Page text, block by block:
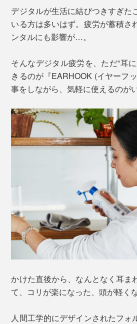
デジタルが生活に結びつきすぎた
いる方は多いはず。疲労が蓄積さ
ンタルにも影響が…。
そんなデジタル疲労を、ただ“耳
きるのが『EARHOOK (イヤーフ
事をしながら、気軽に使えるのが
かけた直後から、なんとなく耳ま
て、コリが楽になった、頭が軽く
人間工学的にデザインされたフォ